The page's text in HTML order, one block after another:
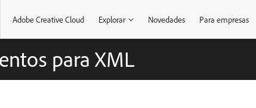
Adobe Creative Cloud Explorar Novedades Para empresas
para XML